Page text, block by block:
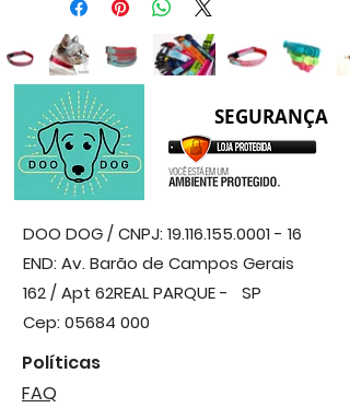
SEGURANÇA
DOO DOG / CNPJ: 19.116.155.0001 - 16
END: Av. Barão de Campos Gerais
162 / Apt 62REAL PARQUE - SP
Cep: 05684 000
Políticas
FAQ